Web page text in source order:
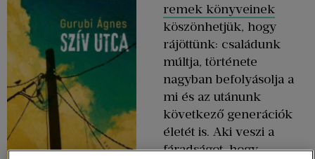
remek könyveinek
köszönhetjük, hogy
rájöttünk: családunk
múltja, története
nagyban befolyásolja a
mi és az utánunk
következő generációk
életét is. Aki veszi a
fáradságot, hogy